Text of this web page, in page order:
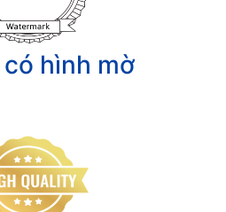
hình mờ